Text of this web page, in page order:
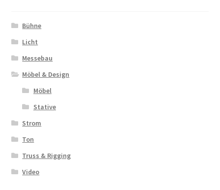
Bühne
Licht
Messebau
Möbel & Design
Möbel
Stative
Strom
Ton
Truss & Rigging
Video